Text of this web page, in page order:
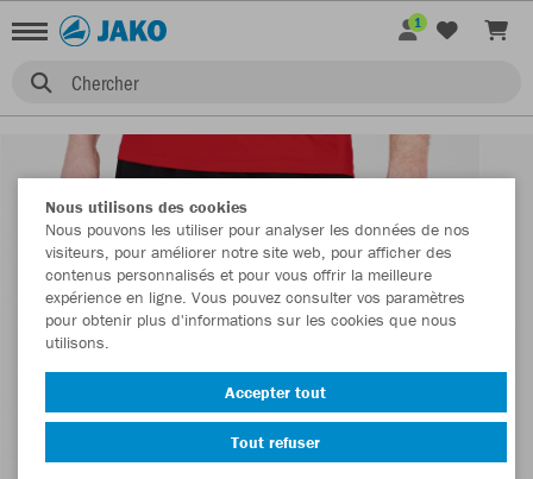
Chercher
1
Nous utilisons des cookies
Nous pouvons les utiliser pour analyser les données de nos
visiteurs, pour améliorer notre site web, pour afficher des
contenus personnalisés et pour vous offrir la meilleure
expérience en ligne. Vous pouvez consulter vos paramètres
pour obtenir plus d'informations sur les cookies que nous
utilisons.
Accepter tout
Tout refuser